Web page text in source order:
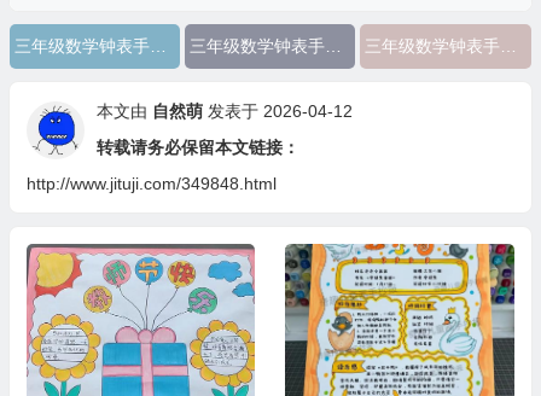
三年级数学钟表手抄报简单又漂亮 三年级数学钟表手抄报怎么画 三年级数学钟表手抄报
本文由 自然萌发表于 2026-04-12
转载请务必保留本文链接：
http://www.jituji.com/349848.html